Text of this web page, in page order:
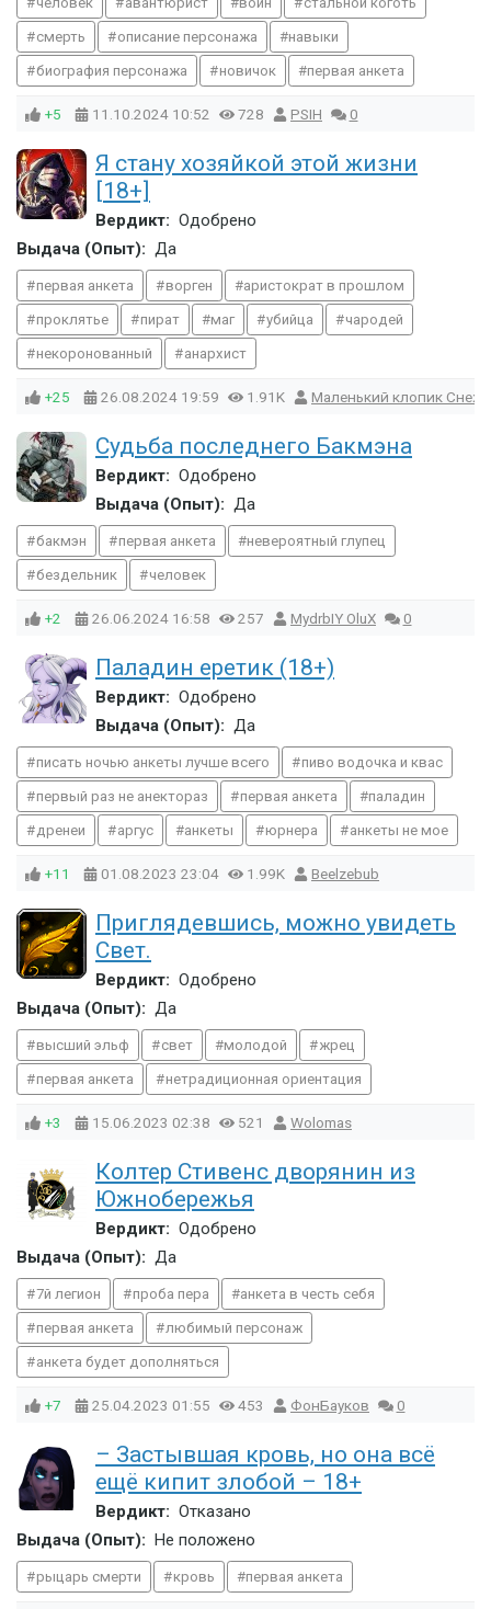
смерть описание персонажа навыки
биография персонажа новичок первая анкета
+5 11.10.2024 10:52 728 PSIH 0
Я стану хозяйкой этой жизни
[18+]
Вердикт: Одобрено
Выдача (Опыт): Да
первая анкета ворген аристократ в прошлом
проклятье пират маг убийца чародей
некоронованный анархист
+25 26.08.2024 19:59 1.91K Маленький клопик Снеж
Судьба последнего Бакмэна
Вердикт: Одобрено
Выдача (Опыт): Да
бакмэн первая анкета невероятный глупец
бездельник человек
+2 26.06.2024 16:58 257 MydrbIY OluX 0
Паладин еретик (18+)
Вердикт: Одобрено
Выдача (Опыт): Да
писать ночью анкеты лучше всего пиво водочка и квас
первый раз не анектораз первая анкета паладин
дренеи аргус анкеты юрнера анкеты не мое
+11 01.08.2023 23:04 1.99K Beelzebub
Приглядевшись, можно увидеть
Свет.
Вердикт: Одобрено
Выдача (Опыт): Да
высший эльф свет молодой жрец
первая анкета нетрадиционная ориентация
+3 15.06.2023 02:38 521 Wolomas
Колтер Стивенс дворянин из
Южнобережья
Вердикт: Одобрено
Выдача (Опыт): Да
7й легион проба пера анкета в честь себя
первая анкета любимый персонаж
анкета будет дополняться
+7 25.04.2023 01:55 453 ФонБауков 0
– Застывшая кровь, но она всё
ещё кипит злобой – 18+
Вердикт: Отказано
Выдача (Опыт):
Не положено
рыцарь смерти кровь первая анкета